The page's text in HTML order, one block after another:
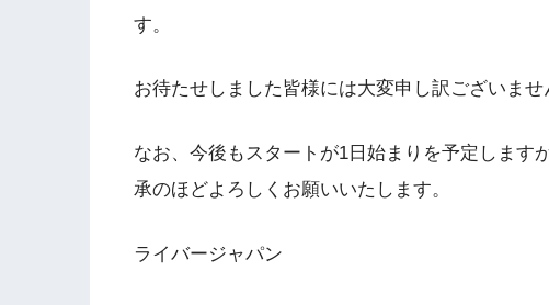
す。
お待たせしました皆様には大変申し訳ございませ
なお、今後もスタートが1日始まりを予定します
承のほどよろしくお願いいたします。
ライバージャパン